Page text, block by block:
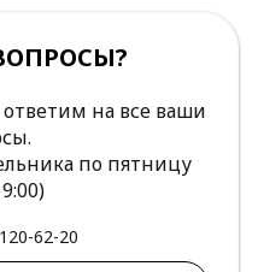
на все ваши
по пятницу
62-20